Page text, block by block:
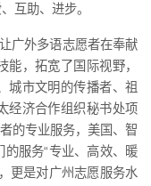
互助、进步。
广外多语志愿者在奉献
，拓宽了国际视野，
城市文明的传播者、祖
经济合作组织秘书处项
的专业服务，美国、智
服务“专业、高效、暖
更是对广州志愿服务水